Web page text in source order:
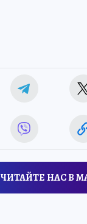
ЧИТАЙТЕ НАС В